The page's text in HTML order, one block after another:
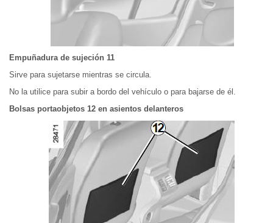
Empuñadura de sujeción 11
Sirve para sujetarse mientras se circula.
No la utilice para subir a bordo del vehículo o para bajarse de él.
Bolsas portaobjetos 12 en asientos delanteros